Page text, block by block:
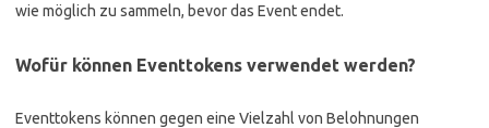
wie möglich zu sammeln, bevor das Event endet.
Wofür können Eventtokens verwendet werden?
Eventtokens können gegen eine Vielzahl von Belohnungen